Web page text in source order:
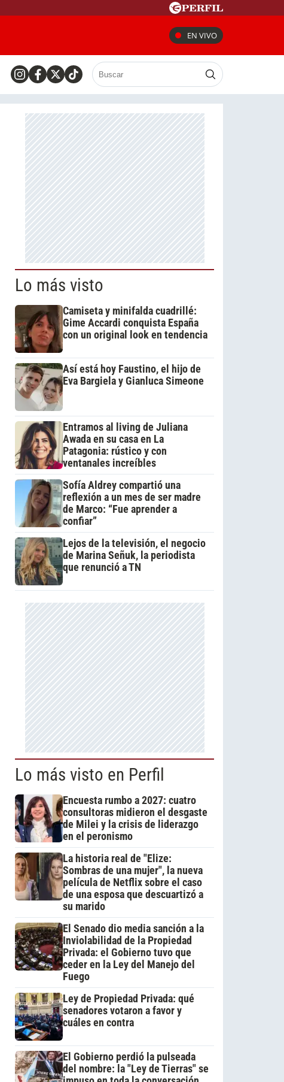
EN VIVO
Lo más visto
Camiseta y minifalda cuadrillé:
Gime Accardi conquista España
con un original look en tendencia
Así está hoy Faustino, el hijo de
Eva Bargiela y Gianluca Simeone
Entramos al living de Juliana
Awada en su casa en La
Patagonia: rústico y con
ventanales increíbles
Sofía Aldrey compartió una
reflexión a un mes de ser madre
de Marco: “Fue aprender a
confiar”
Lejos de la televisión, el negocio
de Marina Señuk, la periodista
que renunció a TN
Lo más visto en Perfil
Encuesta rumbo a 2027: cuatro
consultoras midieron el desgaste
de Milei y la crisis de liderazgo
en el peronismo
La historia real de "Elize:
Sombras de una mujer", la nueva
película de Netflix sobre el caso
de una esposa que descuartizó a
su marido
El Senado dio media sanción a la
Inviolabilidad de la Propiedad
Privada: el Gobierno tuvo que
ceder en la Ley del Manejo del
Fuego
Ley de Propiedad Privada: qué
senadores votaron a favor y
cuáles en contra
El Gobierno perdió la pulseada
del nombre: la "Ley de Tierras" se